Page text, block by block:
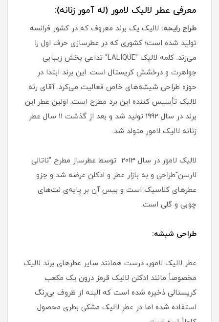
معرفی عطر لالیک لامور (له آمور زنانه):
طراح رایحه: لالیک یک برند معروف که در کشور فرانسه
تولید شده است؛ کشوری که در عطرسازی حرف اول را
می‌زند. کلمه لالیک "LALIQUE" تداعی بخش زیبایی
جواهرت و درخشش کریستال است. این برند ابتدا در
حوزه طراحی شیشه‌های خاص فعالیت می‌کرد. آقای رنه
لالیک تأسیس کننده این برد مطرح است. اولین عطر این
برند در سال 1992 تولید شد و بعد از گذشت 11 سال عطر
زنانه لالیک لامور متولد شد.
لالیک لامور در سال 2013 توسط عطرساز مطرح "ناتالی
لارسن"طراحی و به بازار عطر و ادکلن عرضه شد و جزو
عطرهای کلاسیک است و بیس آن بر پایه‌ی نت‌های
چوبی و گلی است.
طراحی شیشه:
عطر لالیک لامور، درست همانند سایر عطرهای برند لالیک
مخصوصاً مانند ادکلن لالیک قرمز درون یک مکعب
کریستالی ذخیره شده است که البته از ظروف بی‌رنگ
استفاده شده اما در عطر لالیک مشکی بطری محصول